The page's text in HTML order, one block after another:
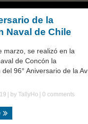
de la
Naval de Chile
marzo, se realizó en la
de Concón la
96° Aniversario de la Av
| by TallyHo 0 comments